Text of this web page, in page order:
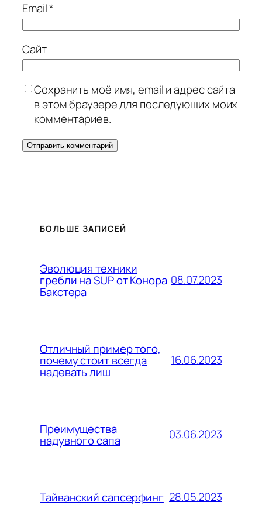
Email*
Сайт
Сохранить моё имя, email и адрес сайта
в этом браузере для последующих моих
комментариев.
БОЛЬШЕ ЗАПИСЕЙ
Эволюция техники
гребли на SUP от Конора
Бакстера
08.07.2023
Отличный пример того,
почему стоит всегда
надевать лиш
16.06.2023
Преимущества
надувного сапа 03.06.2023
Тайванский сапсерфинг 28.05.2023